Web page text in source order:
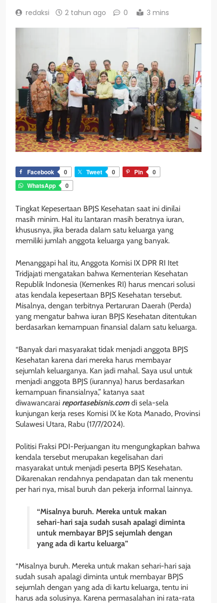
redaksi 2 tahun ago 0 3 mins
Facebook 0 Tweet 0 Pin
0
WhatsApp
0
Tingkat Kepesertaan BPJS Kesehatan saat ini dinilai
masih minim. Hal itu lantaran masih beratnya iuran,
khususnya, jika berada dalam satu keluarga yang
memiliki jumlah anggota keluarga yang banyak.
Menanggapi hal itu, Anggota Komisi IX DPR RI Itet
Tridjajati mengatakan bahwa Kementerian Kesehatan
Republik Indonesia (Kemenkes RI) harus mencari solusi
atas kendala kepesertaan BPJS Kesehatan tersebut.
Misalnya, dengan terbitnya Pertaruran Daerah (Perda)
yang mengatur bahwa iuran BPJS Kesehatan ditentukan
berdasarkan kemampuan finansial dalam satu keluarga.
“Banyak dari masyarakat tidak menjadi anggota BPJS
Kesehatan karena dari mereka harus membayar
sejumlah keluarganya. Kan jadi mahal. Saya usul untuk
menjadi anggota BPJS (iurannya) harus berdasarkan
kemampuan finansialnya,” katanya saat
diwawancarai reportasebisnis.comdi sela-sela
kunjungan kerja reses Komisi IX ke Kota Manado, Provinsi
Sulawesi Utara, Rabu (17/7/2024).
Politisi Fraksi PDI-Perjuangan itu mengungkapkan bahwa
kendala tersebut merupakan kegelisahan dari
masyarakat untuk menjadi peserta BPJS Kesehatan.
Dikarenakan rendahnya pendapatan dan tak menentu
per hari nya, misal buruh dan pekerja informal lainnya.
“Misalnya buruh. Mereka untuk makan
sehari-hari saja sudah susah apalagi diminta
untuk membayar BPJS sejumlah dengan
yang ada di kartu keluarga”
“Misalnya buruh. Mereka untuk makan sehari-hari saja
sudah susah apalagi diminta untuk membayar BPJS
sejumlah dengan yang ada di kartu keluarga, tentu ini
harus ada solusinya. Karena permasalahan ini rata-rata